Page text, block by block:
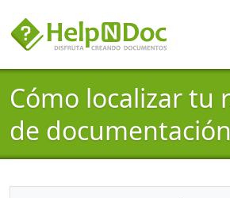
Cómo localizar tu
de documentación